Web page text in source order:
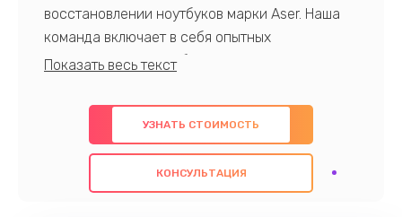
восстановлении ноутбуков марки Aser. Наша
команда включает в себя опытных
профессионалов с обширными знаниями и
предлагаем быстрый и качественный ремонт с
использованием оригинальных компонентов, а
также гарантируем качество всех
проведенных работ. Наша цель - предоставить
УЗНАТЬ СТОИМОСТЬ
КОНСУЛЬТАЦИЯ